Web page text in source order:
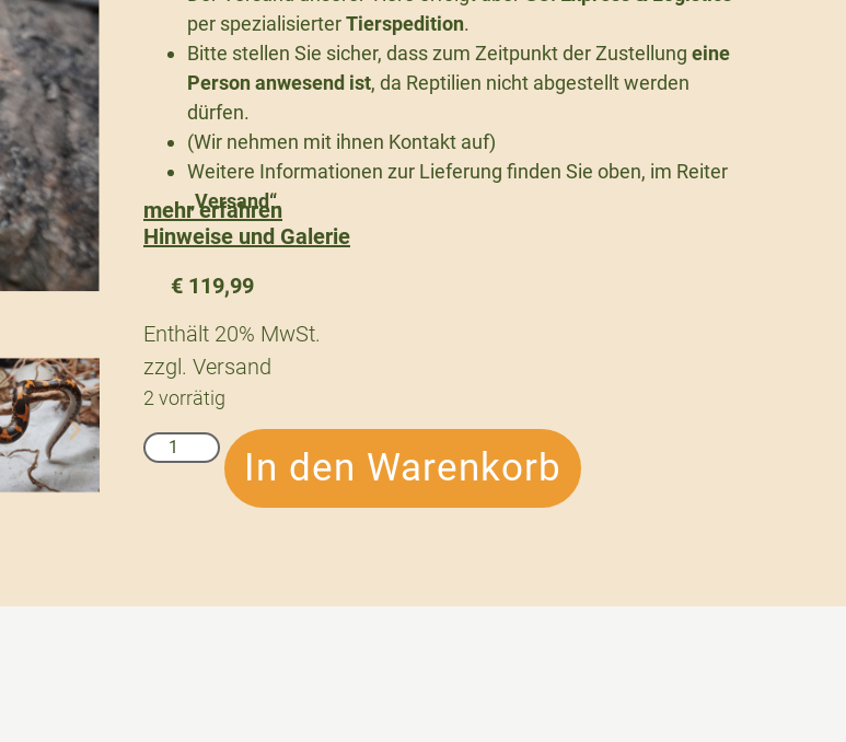
per spezialisierterTierspedition.
Bitte stellen Sie sicher, dass zum Zeitpunkt der Zustellung eine
Person anwesend ist, da Reptilien nicht abgestellt werden
dürfen.
(Wir nehmen mit ihnen Kontakt auf)
Weitere Informationen zur Lieferung finden Sie oben, im Reiter
„Versand“.
mehr erfahren
Hinweise und Galerie
€ 119,99
Enthält 20% MwSt.
zzgl. Versand
2 vorrätig
In den Warenkorb